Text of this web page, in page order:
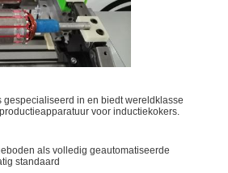
gespecialiseerd in en biedt wereldklasse
voor inductiekokers.
als volledig geautomatiseerde
standaard